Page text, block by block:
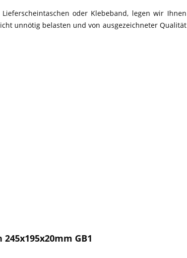
oder Klebeband, legen wir Ihnen
unnötig belasten und von ausgezeichneter Qualität
GB1